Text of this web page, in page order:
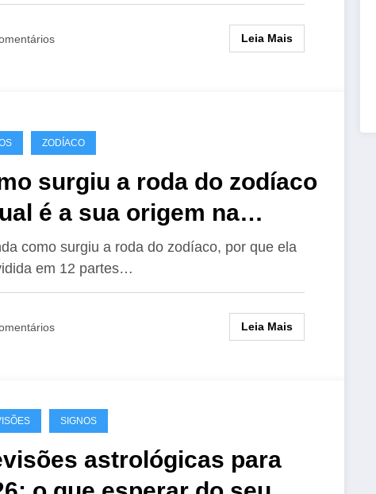
Leia Mais
ZODÍACO
surgiu a roda do zodíaco
é a sua origem na
como surgiu a roda do zodíaco, por que ela
em 12 partes…
Leia Mais
SIGNOS
astrológicas para